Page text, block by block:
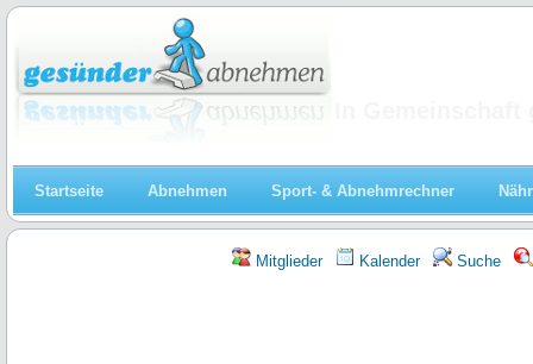
Startseite Abnehmen Sport- & Abnehmrechner
Mitglieder Kalender Suche